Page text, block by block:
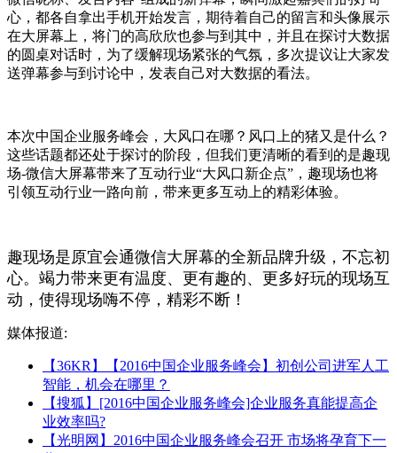
心，都各自拿出手机开始发言，期待着自己的留言和头像展示
在大屏幕上，将门的高欣欣也参与到其中，并且在探讨大数据
的圆桌对话时，为了缓解现场紧张的气氛，多次提议让大家发
送弹幕参与到讨论中，发表自己对大数据的看法。
本次中国企业服务峰会，大风口在哪？风口上的猪又是什么？
这些话题都还处于探讨的阶段，但我们更清晰的看到的是趣现
场-微信大屏幕带来了互动行业“大风口新企点”，趣现场也将
引领互动行业一路向前，带来更多互动上的精彩体验。
趣现场是原宜会通微信大屏幕的全新品牌升级，不忘初
心。竭力带来更有温度、更有趣的、更多好玩的现场互
动，使得现场嗨不停，精彩不断！
媒体报道:
【36KR】【2016中国企业服务峰会】初创公司进军人工
智能，机会在哪里？
【搜狐】[2016中国企业服务峰会]企业服务真能提高企
业效率吗?
【光明网】2016中国企业服务峰会召开 市场将孕育下一